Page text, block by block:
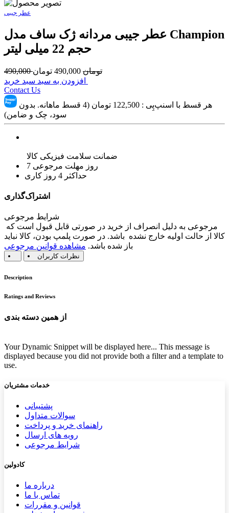
عطر جیبی
عطر جیبی مردانه ژک ساف مدل Champion
حجم 22 میلی لیتر
490,000 تومان 490,000 تومان
Contact Us
هر قسط با اسنپ‌پِی : 122,500
تومان (4 قسط ماهانه. بدون
سود، چک و ضامن)
ضمانت سلامت فیزیکی کالا
7 روز مهلت مرجوعی
حداکثر 4 روز کاری
اشتراک‌گذاری
شرایط مرجوعی
کالا از حالت اولیه خارج نشده باشد. در صورت پلمپ بودن، کالا نباید
باز شده باشد. مشاهده قوانین مرجوعی
نظرات کاربران
Description
Ratings and Reviews
از همین دسته بندی
Your Dynamic Snippet will be displayed here... This message is
displayed because you did not provide both a filter and a template to
use.
خدمات مشتریان
پشتیب​​انی
سوالات متداول
راهنمای خرید و پرداخت
رویه های ارسال
شرایط مرجوعی
کادولین
درباره ما
تماس با ما
قوانین و مقررات